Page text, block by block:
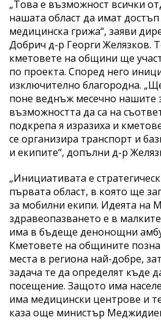
„Това е възможност всички
нашата област да имат
медицинска грижа“, заяви
Добрич д-р Георги Желязков.
кметовете на общини ще
по проекта. Според него
изключително благородна.
поне веднъж месечно нашите
възможността да са на
подкрепа я изразиха и
се организира транспорт и
и екипите“, допълни д-р
„Инициативата е
първата област, в която ще
за мобилни екипи. Идеята на
здравеопазването е в
има в бъдеще денонощни
Кметовете на общините
места в региона най-добре,
задача те да определят къде
посещение. Защото има
има медицински центрове и
каза още министър